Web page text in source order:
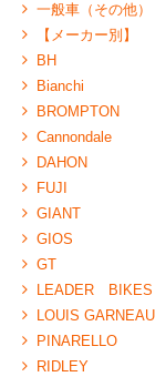
一般車（その他）
【メーカー別】
BH
Bianchi
BROMPTON
Cannondale
DAHON
FUJI
GIANT
GIOS
GT
LEADER BIKES
LOUIS GARNEAU
PINARELLO
RIDLEY